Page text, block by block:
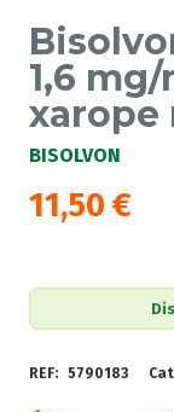
1,6 mg/
xarope
BISOLVON
11,50 €
REF: 5790183